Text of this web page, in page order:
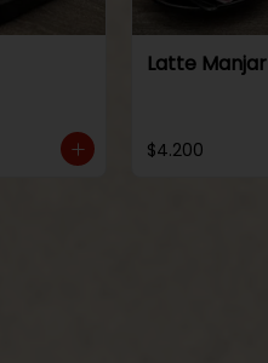
Latte Manjar
$4.200